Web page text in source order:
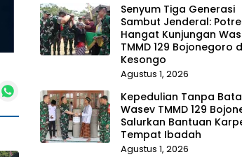
Senyum Tiga Generasi
Sambut Jenderal:
Hangat Kunjungan
TMMD 129 Bojonegoro
Kesongo
Agustus 1, 2026
Kepedulian Tanpa
Wasev TMMD 129
Salurkan Bantuan
Tempat Ibadah
Agustus 1, 2026